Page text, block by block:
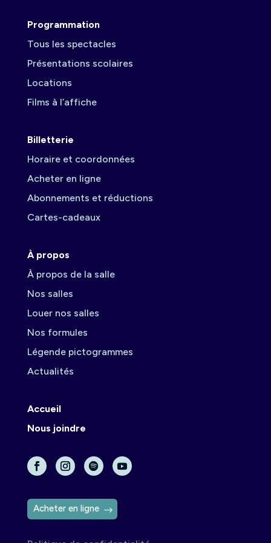
Programmation
Tous les spectacles
Présentations scolaires
Locations
Films à l’affiche
Billetterie
Horaire et coordonnées
Acheter en ligne
Abonnements et réductions
Cartes-cadeaux
À propos
À propos de la salle
Nos salles
Louer nos salles
Nos formules
Légende pictogrammes
Actualités
Accueil
Nous joindre
Acheter en ligne